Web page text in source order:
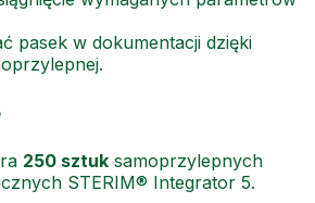
pasek w dokumentacji dzięki
250 sztuk samoprzylepnych
STERIM® Integrator 5.